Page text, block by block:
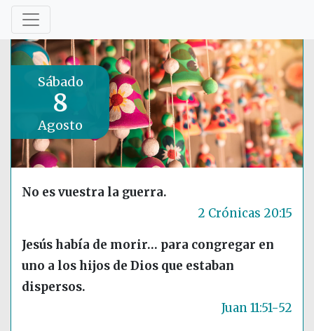
Sábado
8
Agosto
No es vuestra la guerra.
2 Crónicas 20:15
Jesús había de morir… para congregar en
uno a los hijos de Dios que estaban
dispersos.
Juan 11:51-52